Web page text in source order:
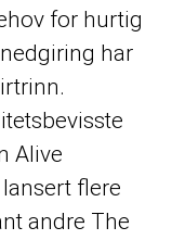
for hurtig
har
Alive
flere
andre The